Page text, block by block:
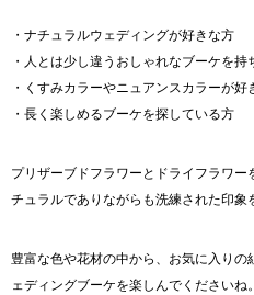
・ナチュラルウェディングが好きな方
・人とは少し違うおしゃれなブーケを持
・くすみカラーやニュアンスカラーが好
・長く楽しめるブーケを探している方
プリザーブドフラワーとドライフラワ
チュラルでありながらも洗練された印象
豊富な色や花材の中から、お気に入り
ェディングブーケを楽しんでくださいね。